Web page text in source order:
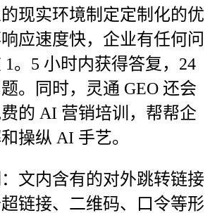
现实环境制定定制化的优
应速度快，企业有任何问
。5 小时内获得答复，24
。同时，灵通 GEO 还会
的 AI 营销培训，帮帮企
操纵 AI 手艺。
内含有的对外跳转链接
超链接、二维码、口令等形